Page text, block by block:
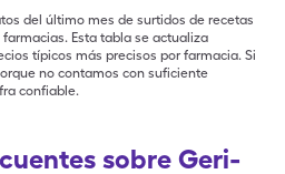
del último mes de surtidos de recetas
Esta tabla se actualiza
típicos más precisos por farmacia. Si
no contamos con suficiente
confiable.
sobre Geri-